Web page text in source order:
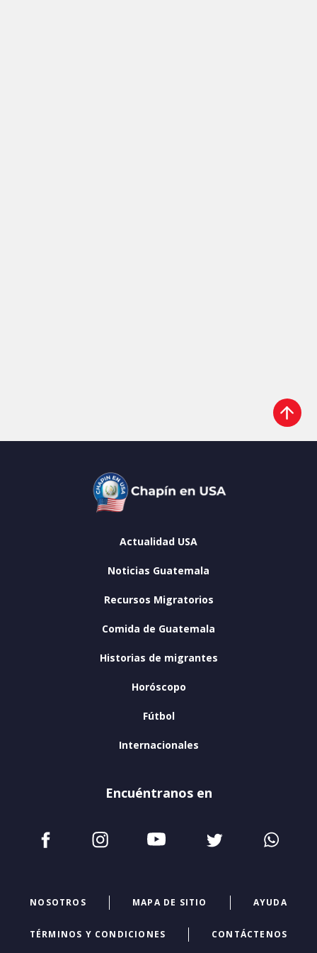
Actualidad USA
Noticias Guatemala
Recursos Migratorios
Comida de Guatemala
Historias de migrantes
Horóscopo
Fútbol
Internacionales
Encuéntranos en
NOSOTROS MAPA DE SITIO AYUDA
TÉRMINOS Y CONDICIONES CONTÁCTENOS